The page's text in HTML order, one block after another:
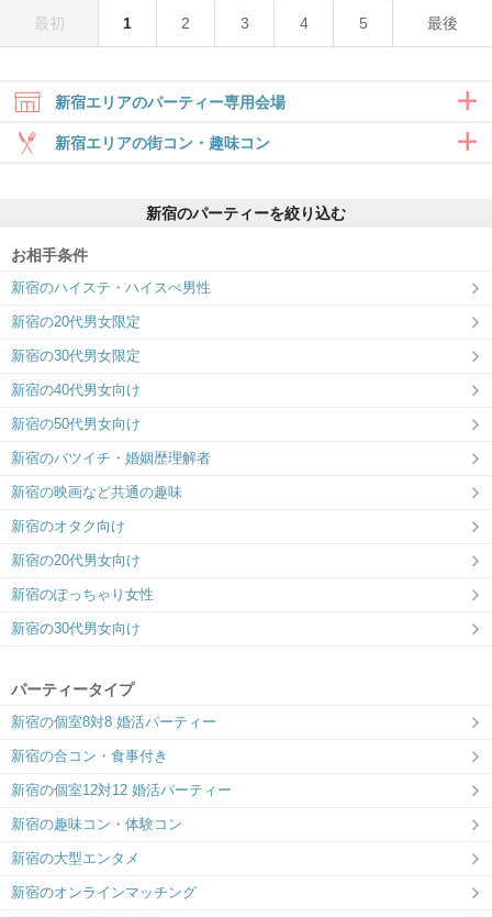
最初 1 2 3 4 5 最後
新宿エリアのパーティー専用会場
新宿西口ラウンジ11F
婚活初心者応援ラウンジ！
4月リニューアルオープン！ホテルライク
新宿/OAK LOUNGE
”1on1”で出会う事に特化した会場
格式のある大人の出会い場
新宿エリアの街コン・趣味コン
6対6～｜食事・ドリンク付きグループト
新宿のパーティーを絞り込む
お相手条件
新宿のハイステ・ハイスぺ男性
新宿の20代男女限定
新宿の30代男女限定
新宿の40代男女向け
新宿の50代男女向け
新宿のバツイチ・婚姻歴理解者
新宿の映画など共通の趣味
新宿のオタク向け
新宿の20代男女向け
新宿のぽっちゃり女性
新宿の30代男女向け
パーティータイプ
新宿の個室8対8 婚活パーティー
新宿の合コン・食事付き
新宿の個室12対12 婚活パーティー
新宿の趣味コン・体験コン
新宿の大型エンタメ
新宿のオンラインマッチング